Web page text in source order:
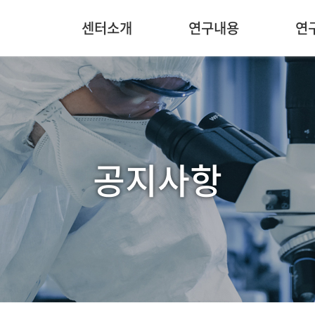
센터소개 연구내용 연
공지사항